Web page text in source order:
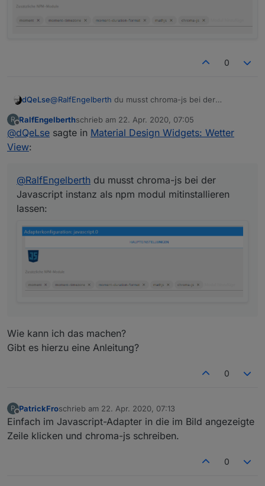
0
dQeLse@RalfEngelberth du musst chroma-js bei der
R
Offline
RalfEngelberthschrieb am 22. Apr. 2020, 07:05
zuletzt editiert von
@dQeLse sagte in Material Design Widgets: Wetter
View:
@RalfEngelberth du musst chroma-js bei der
Javascript instanz als npm modul mitinstallieren
lassen:
Wie kann ich das machen?
Gibt es hierzu eine Anleitung?
0
P
Offline
PatrickFroschrieb am 22. Apr. 2020, 07:13
zuletzt editiert von
Einfach im Javascript-Adapter in die im Bild angezeigte
Zeile klicken und chroma-js schreiben.
0